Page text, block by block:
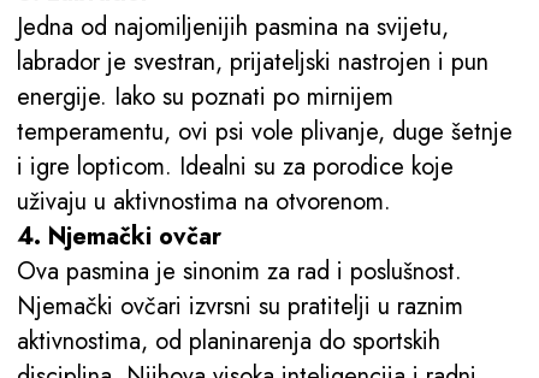
Jedna od najomiljenijih pasmina na svijetu,
labrador je svestran, prijateljski nastrojen i pun
energije. Iako su poznati po mirnijem
temperamentu, ovi psi vole plivanje, duge šetnje
i igre lopticom. Idealni su za porodice koje
uživaju u aktivnostima na otvorenom.
4. Njemački ovčar
Ova pasmina je sinonim za rad i poslušnost.
Njemački ovčari izvrsni su pratitelji u raznim
aktivnostima, od planinarenja do sportskih